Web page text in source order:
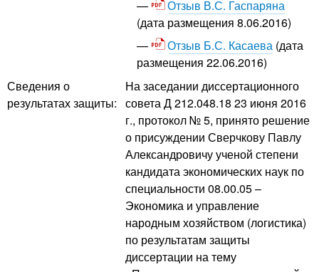
Отзыв В.С. Гаспаряна
(дата размещения 8.06.2016)
Отзыв Б.С. Касаева (дата
размещения 22.06.2016)
Сведения о
результатах защиты:
На заседании диссертационного
совета Д 212.048.18 23 июня 2016
г., протокол № 5, принято решение
о присуждении Сверчкову Павлу
Александровичу ученой степени
кандидата экономических наук по
специальности 08.00.05 –
Экономика и управление
народным хозяйством (логистика)
по результатам защиты
диссертации на тему